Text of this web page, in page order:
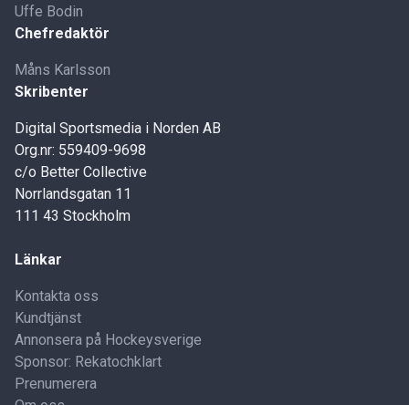
Uffe Bodin
Chefredaktör
Måns Karlsson
Skribenter
Digital Sportsmedia i Norden AB
Org.nr: 559409-9698
c/o Better Collective
Norrlandsgatan 11
111 43 Stockholm
Länkar
Kontakta oss
Kundtjänst
Annonsera på Hockeysverige
Sponsor: Rekatochklart
Prenumerera